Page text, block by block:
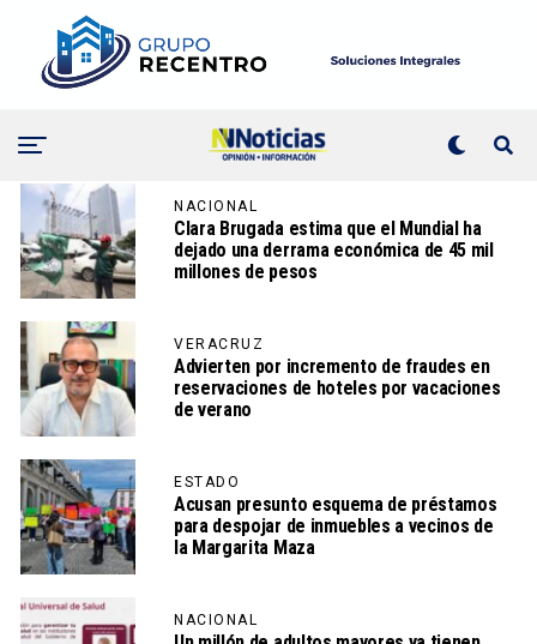
NACIONAL
Clara Brugada estima que el Mundial ha
dejado una derrama económica de 45 mil
millones de pesos
VERACRUZ
Advierten por incremento de fraudes en
reservaciones de hoteles por vacaciones
de verano
ESTADO
Acusan presunto esquema de préstamos
para despojar de inmuebles a vecinos de
la Margarita Maza
NACIONAL